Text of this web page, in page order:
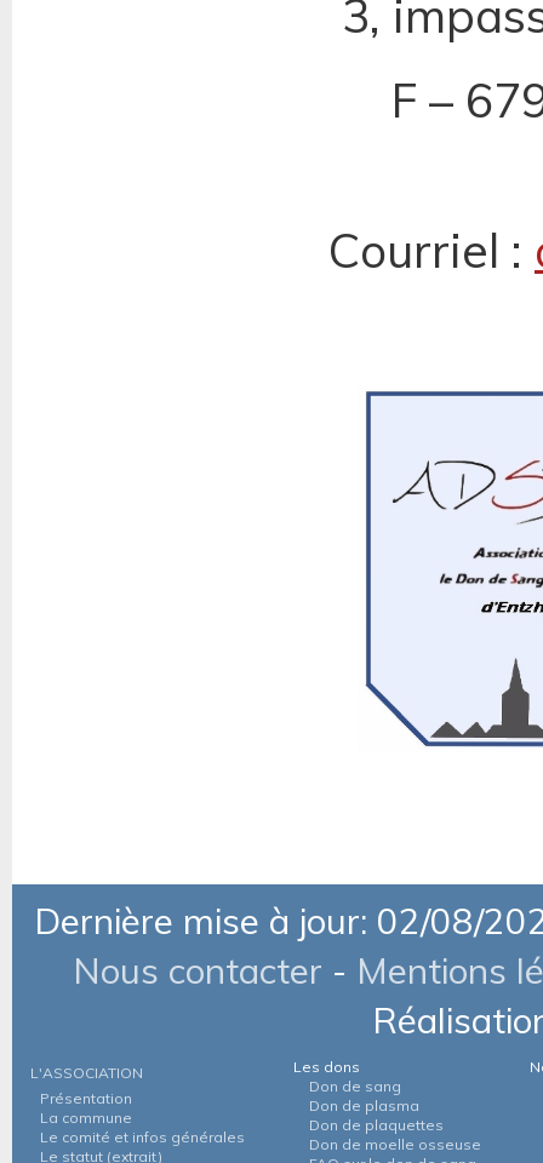
3,
F –
Courriel :
Dernière mise à jour: 02/08/
Nous contacter - Mentions
L'ASSOCIATION
Présentation
La commune
Le comité et infos générales
Le statut (extrait)
Les dons
Don de sang
Don de plasma
Don de plaquettes
Don de moelle osseuse